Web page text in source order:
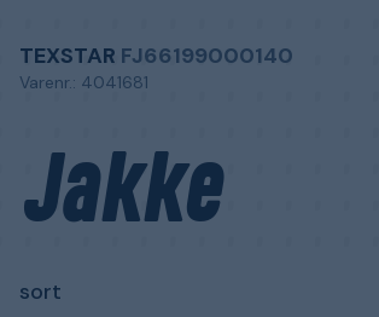
TEXSTAR FJ66199000140
Varenr.: 4041681
Jakke
sort